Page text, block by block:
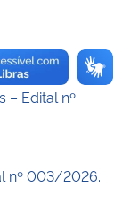
– Edital nº
nº 003/2026.